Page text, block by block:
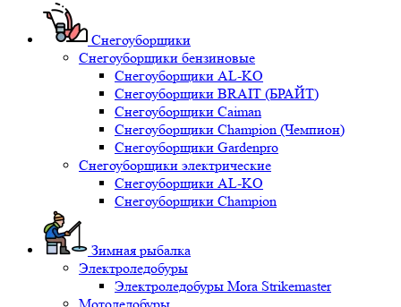
Снегоуборщики
Снегоуборщики бензиновые
Снегоуборщики AL-KO
Снегоуборщики BRAIT (БРАЙТ)
Снегоуборщики Caiman
Снегоуборщики Champion (Чемпион)
Снегоуборщики Gardenpro
Снегоуборщики электрические
Снегоуборщики AL-KO
Снегоуборщики Champion
Зимная рыбалка
Электроледобуры
Электроледобуры Mora Strikemaster